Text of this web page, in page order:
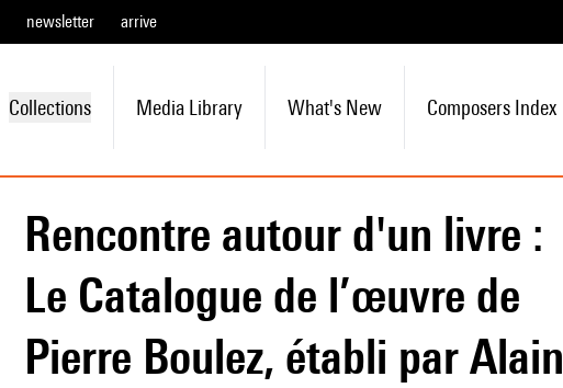
newsletter arrive
Collections Media Library What's New Composers Index
Rencontre autour d'un livre :
Le Catalogue de l’œuvre de
Pierre Boulez, établi par Alain